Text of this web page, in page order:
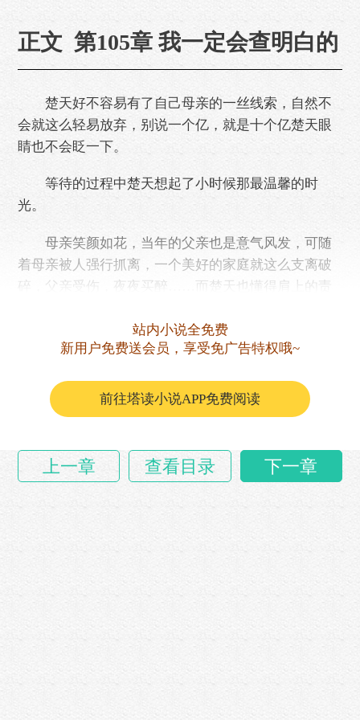
正文 第105章 我一定会查明白的
楚天好不容易有了自己母亲的一丝线索，自然不
会就这么轻易放弃，别说一个亿，就是十个亿楚天眼
睛也不会眨一下。
等待的过程中楚天想起了小时候那最温馨的时
光。
母亲笑颜如花，当年的父亲也是意气风发，可随
着母亲被人强行抓离，一个美好的家庭就这么支离破
碎，父亲受伤，夜夜买醉……而楚天也懂得肩上的责
因此，在军中，他是神兵，是战无不胜的兵王，
站内小说全免费
新用户免费送会员，享受免广告特权哦~
前往塔读小说APP免费阅读
上一章 查看目录 下一章